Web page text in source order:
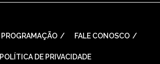
PROGRAMAÇÃO FALE CONOSCO
POLÍTICA DE PRIVACIDADE